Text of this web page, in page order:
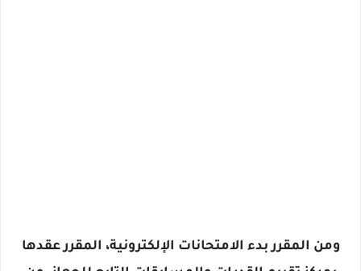
ومن المقرر بدء الامتحانات الإلكترونية، المقرر عقدها